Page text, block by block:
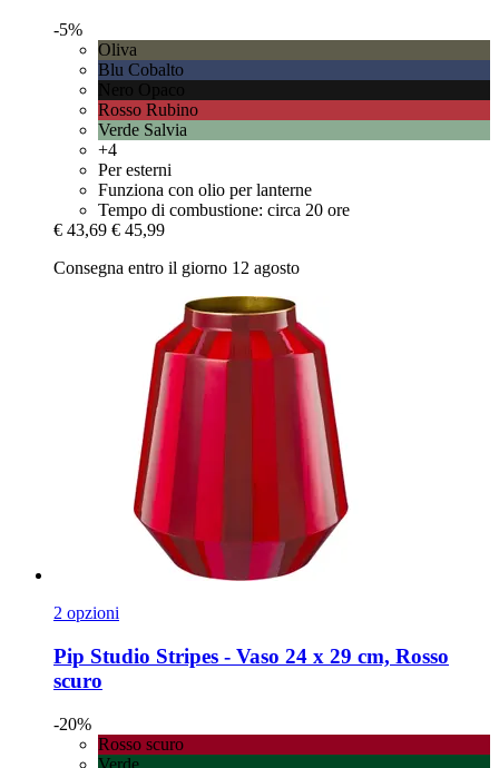
-5%
Oliva
Blu Cobalto
Rosso Rubino
Verde Salvia
+4
Per esterni
Funziona con olio per lanterne
Tempo di combustione: circa 20 ore
€ 43,69 € 45,99
Consegna entro il giorno 12 agosto
2 opzioni
Pip Studio Stripes -​ Vaso 24 x 29 cm, Rosso
scuro
-20%
Rosso scuro
Verde